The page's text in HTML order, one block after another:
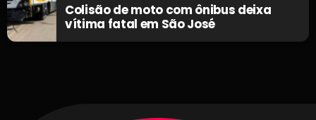
Colisão de moto com ônibus deixa
vítima fatal em São José